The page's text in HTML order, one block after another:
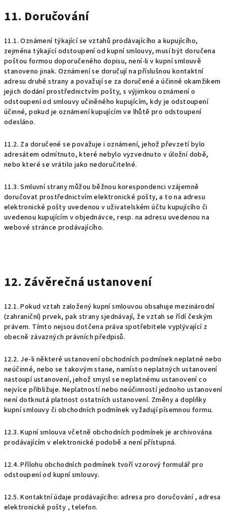
11. Doručování
11.1. Oznámení týkající se vztahů prodávajícího a kupujícího,
zejména týkající odstoupení od kupní smlouvy, musí být doručena
poštou formou doporučeného dopisu, není-li v kupní smlouvě
stanoveno jinak. Oznámení se doručují na příslušnou kontaktní
adresu druhé strany a považují se za doručené a účinné okamžikem
jejich dodání prostřednictvím pošty, s výjimkou oznámení o
odstoupení od smlouvy učiněného kupujícím, kdy je odstoupení
účinné, pokud je oznámení kupujícím ve lhůtě pro odstoupení
odesláno.
11.2. Za doručené se považuje i oznámení, jehož převzetí bylo
adresátem odmítnuto, které nebylo vyzvednuto v úložní době,
nebo které se vrátilo jako nedoručitelné.
11.3. Smluvní strany můžou běžnou korespondenci vzájemně
doručovat prostřednictvím elektronické pošty, a to na adresu
elektronické pošty uvedenou v uživatelském účtu kupujícího či
uvedenou kupujícím v objednávce, resp. na adresu uvedenou na
webové stránce prodávajícího.
12. Závěrečná ustanovení
12.1. Pokud vztah založený kupní smlouvou obsahuje mezinárodní
(zahraniční) prvek, pak strany sjednávají, že vztah se řídí českým
právem. Tímto nejsou dotčena práva spotřebitele vyplývající z
obecně závazných právních předpisů.
12.2. Je-li některé ustanovení obchodních podmínek neplatné nebo
neúčinné, nebo se takovým stane, namísto neplatných ustanovení
nastoupí ustanovení, jehož smysl se neplatnému ustanovení co
nejvíce přibližuje. Neplatností nebo neúčinností jednoho ustanovení
není dotknutá platnost ostatních ustanovení. Změny a doplňky
kupní smlouvy či obchodních podmínek vyžadují písemnou formu.
12.3. Kupní smlouva včetně obchodních podmínek je archivována
prodávajícím v elektronické podobě a není přístupná.
12.4. Přílohu obchodních podmínek tvoří vzorový formulář pro
odstoupení od kupní smlouvy.
12.5. Kontaktní údaje prodávajícího: adresa pro doručování , adresa
elektronické pošty , telefon.